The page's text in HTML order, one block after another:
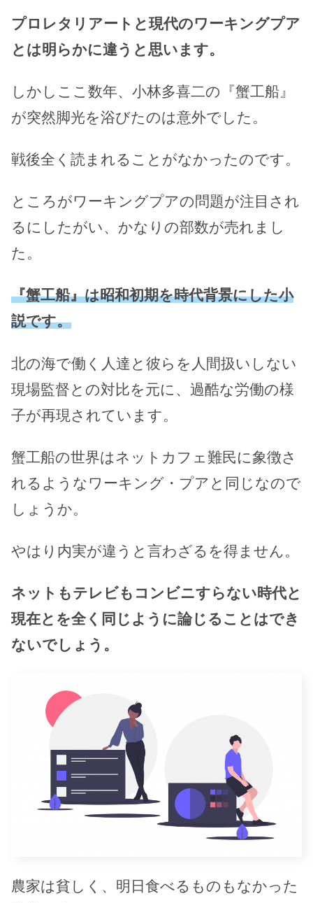
プロレタリアートと現代のワーキングプア
とは明らかに違うと思います。
しかしここ数年、小林多喜二の『蟹工船』
が突然脚光を浴びたのは意外でした。
戦後全く読まれることがなかったのです。
ところがワーキングプアの問題が注目され
るにしたがい、かなりの部数が売れまし
た。
『蟹工船』は昭和初期を時代背景にした小
説です。
北の海で働く人達と彼らを人間扱いしない
現場監督との対比を元に、過酷な労働の様
子が再現されています。
蟹工船の世界はネットカフェ難民に象徴さ
れるようなワーキング・プアと同じなので
しょうか。
やはり内実が違うと言わざるを得ません。
ネットもテレビもコンビニすらない時代と
現在とを全く同じように論じることはでき
ないでしょう。
農家は貧しく、明日食べるものもなかった